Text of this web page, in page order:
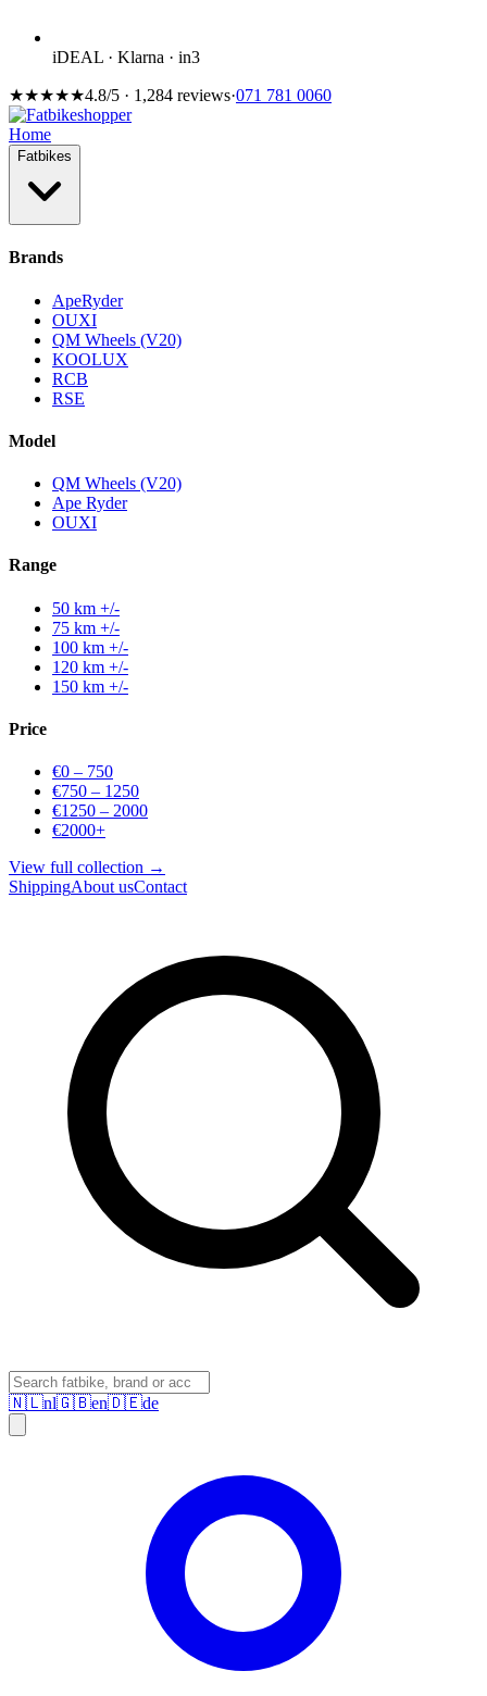
iDEAL · Klarna · in3
★★★★★4.8/5 · 1,284 reviews·071 781 0060
Home
Fatbikes
Brands
ApeRyder
OUXI
QM Wheels (V20)
KOOLUX
RCB
RSE
Model
QM Wheels (V20)
Ape Ryder
OUXI
Range
50 km +/-
75 km +/-
100 km +/-
120 km +/-
150 km +/-
Price
€0 – 750
€750 – 1250
€1250 – 2000
€2000+
View full collection →
ShippingAbout usContact
🇳🇱nl🇬🇧en🇩🇪de